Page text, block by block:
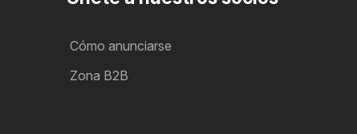
Cómo anunciarse
Zona B2B